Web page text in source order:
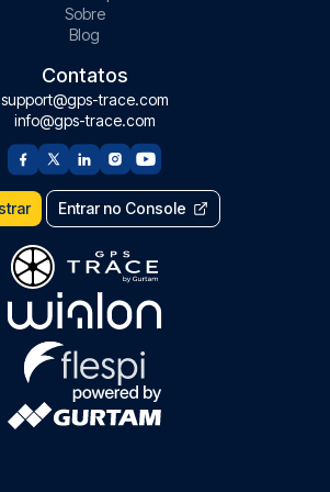
Sobre
Blog
Contatos
support@gps-trace.com
info@gps-trace.com
Entrar no Console